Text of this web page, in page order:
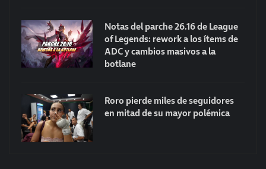
Notas del parche 26.16 de League
of Legends: rework a los ítems de
ADC y cambios masivos a la
botlane
Roro pierde miles de seguidores
en mitad de su mayor polémica